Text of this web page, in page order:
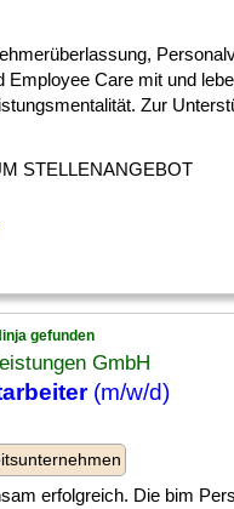
Employee Care mit und
Zur
STELLENANGEBOT
gefunden
GmbH
(m/w/d)
erfolgreich. Die bim